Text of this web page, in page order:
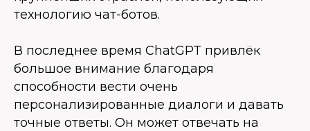
технологию чат-ботов.
В последнее время ChatGPT привлёк
большое внимание благодаря
способности вести очень
персонализированные диалоги и давать
точные ответы. Он может отвечать на